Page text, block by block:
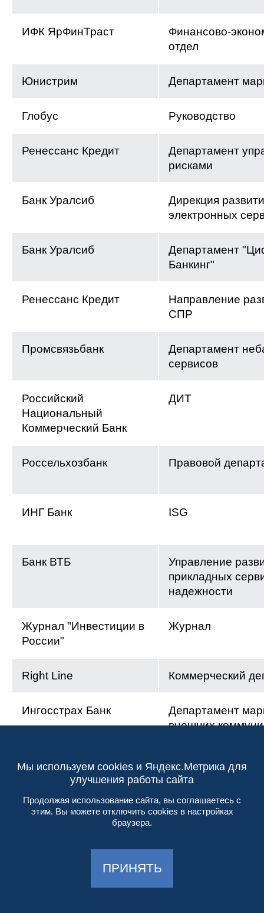
ИФК ЯрФинТраст
Финансово-
отдел
Юнистрим Департамент
Глобус Руководство
Ренессанс Кредит
Департамент
рисками
Банк Уралсиб
Дирекция
электронных
Банк Уралсиб
Департамент
Банкинг"
Ренессанс Кредит
Направление
СПР
Промсвязьбанк
Департамент
сервисов
Российский
Национальный
Коммерческий Банк
ДИТ
Россельхозбанк Правовой
ИНГ Банк ISG
Банк ВТБ
Управление
прикладных
надежности
Журнал "Инвестиции в
России"
Журнал
Right Line Коммерческий
Ингосстрах Банк
Департамент
внешних
Алеф-Банк
отдел
Мы используем cookies и Яндекс.Метрика для
улучшения работы сайта
Продолжая использование сайта, вы соглашаетесь с
этим. Вы можете отключить cookies в настройках
браузера.
ПРИНЯТЬ